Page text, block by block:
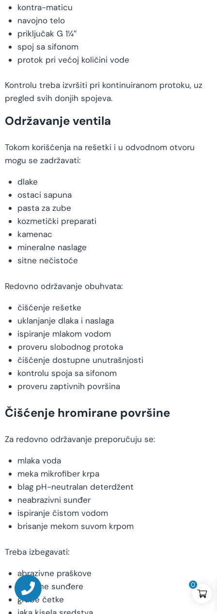
0
kontra-maticu
navojno telo
priključak G 1¼″
spoj sa sifonom
protok pri većoj količini vode
Kontrolu treba izvršiti pri kontinuiranom protoku, uz
pregled svih donjih spojeva.
Održavanje ventila
Tokom korišćenja na rešetki i u odvodnom otvoru
mogu se zadržavati:
dlake
ostaci sapuna
pasta za zube
kozmetički preparati
kamenac
mineralne naslage
sitne nečistoće
Redovno održavanje obuhvata:
čišćenje rešetke
uklanjanje dlaka i naslaga
ispiranje mlakom vodom
proveru slobodnog protoka
čišćenje dostupne unutrašnjosti
kontrolu spoja sa sifonom
proveru zaptivnih površina
Čišćenje hromirane površine
Za redovno održavanje preporučuju se:
mlaka voda
meka mikrofiber krpa
blag pH-neutralan deterdžent
neabrazivni sunđer
ispiranje čistom vodom
brisanje mekom suvom krpom
Treba izbegavati:
abrazivne praškove
metalne sunđere
grube četke